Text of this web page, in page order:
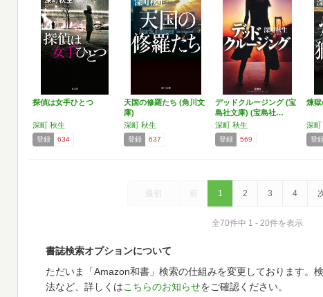
探偵は女手ひとつ
深町 秋生
登録 634
天国の修羅たち (角川文
庫)
深町 秋生
登録 637
デッドクルージング (宝
島社文庫) (宝島社…
深町 秋生
登録 569
煉獄
深町
登
最初 前 1 2 3 4
全70件中 1 - 20件を表示
書誌検索オプションについて
ただいま「Amazon和書」検索の仕組みを変更しております。
法など、詳しくはこちらのお知らせをご確認ください。